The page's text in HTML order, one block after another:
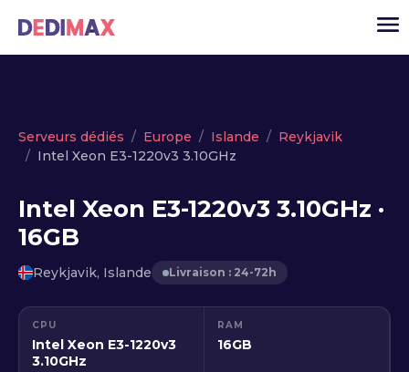
Cloud serveur
VPS
Serveurs dédiés
API
Actualité
Serveurs dédiés Europe Islande
Reykjavik
Intel Xeon E3-1220v3 3.10GHz
Intel Xeon E3-1220v3 3.10GHz ·
16GB
Reykjavik, Islande Livraison : 24-72h
CPU
Intel Xeon E3-1220v3
3.10GHz
RAM
16GB